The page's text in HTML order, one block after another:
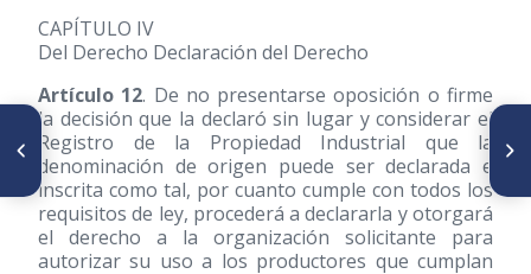
CAPÍTULO IV
Del Derecho Declaración del Derecho
Artículo 12. De no presentarse oposición o firme
la decisión que la declaró sin lugar y considerar el
Registro de la Propiedad Industrial que la
denominación de origen puede ser declarada e
inscrita como tal, por cuanto cumple con todos los
requisitos de ley, procederá a declararla y otorgará
el derecho a la organización solicitante para
autorizar su uso a los productores que cumplan
ARTÍCULO ANTERIOR
Discurso de la Rectora
Doctora Cecilia García-Arocha
con motivo de la realización
del VI Foro Universitario de
Propiedad Intelectual
“Venciendo la sombra en la
Propiedad Intelectual”
SIGUIENTE ARTÍCULO
Gestión de la Propiedad
Intelectual en la UCLA: Tareas
logradas y pendientes